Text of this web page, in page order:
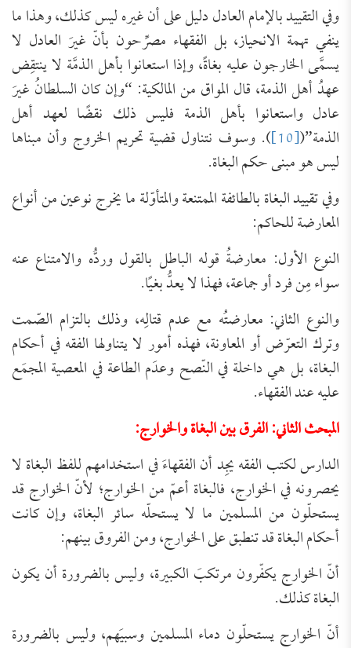
وفي التقييد بالإمام العادل دليل على أن غيره ليس كذلك، وهذا ما
ينفي تهمة الانحياز، بل الفقهاء مصرِّحون بأنّ غيرَ العادل لا
يسمَّى الخارجون عليه بغاةً، وإذا استعانوا بأهل الذمَّة لا ينتقِض
عهدُ أهل الذمة، قال المواق من المالكية: “وإن كان السلطانُ غيرَ
عادل واستعانوا بأهل الذمة فليس ذلك نقضًا لعهد أهل
الذمة”([10] ). وسوف نتناول قضية تحريم الخروج وأن مبناها
ليس هو مبنى حكم البغاة.
وفي تقييد البغاة بالطائفة الممتنعة والمتأوّلة ما يخرج نوعين من أنواع
المعارضة للحاكم:
النوع الأول: معارضةُ قوله الباطل بالقول وردُّه والامتناع عنه
سواء مِن فرد أو جماعة، فهذا لا يعدُّ بغيًا.
والنوع الثاني: معارضتُه مع عدم قتالِه، وذلك بالتزام الصّمت
وترك التعرّض أو المعاونة، فهذه أمور لا يتناولها الفقه في أحكام
البغاة، بل هي داخلة في النّصح وعدَم الطاعة في المعصية المجمَع
عليه عند الفقهاء.
المبحث الثاني: الفرق بين البغاة والخوارج:
الدارس لكتب الفقه يجِد أن الفقهاءَ في استخدامهم للفظ البغاة لا
يحصرونه في الخوارج، فالبغاة أعمّ من الخوارج؛ لأنّ الخوارج قد
يستحلّون من المسلمين ما لا يستحلّه سائر البغاة، وإن كانت
أحكام البغاة قد تنطبق على الخوارج، ومن الفروق بينهم:
أنّ الخوارج يكفّرون مرتكبَ الكبيرة، وليس بالضرورة أن يكون
البغاة كذلك.
أنّ الخوارج يستحلّون دماء المسلمين وسبيَهم، وليس بالضرورة